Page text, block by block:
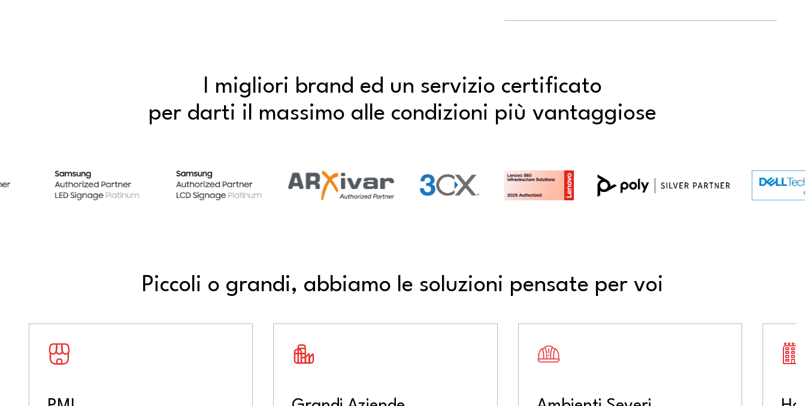
I migliori brand ed un servizio certificato
per darti il massimo alle condizioni più vantaggiose
Piccoli o grandi, abbiamo le soluzioni pensate per voi